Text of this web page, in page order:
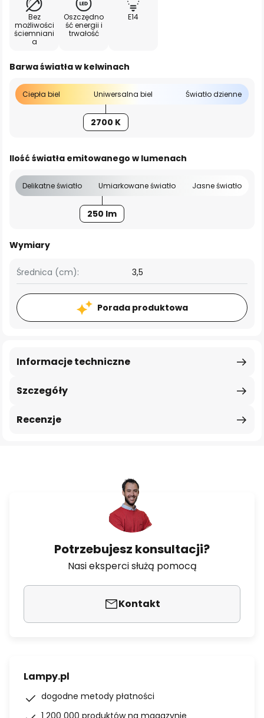
Bez
możliwości
ściemniani
a
Oszczędno
ść energii i
trwałość
E14
Barwa światła w kelwinach
Ciepła biel Uniwersalna biel Światło dzienne
2700 K
Ilość światła emitowanego w lumenach
Delikatne światło Umiarkowane światło Jasne światło
250 lm
Wymiary
Średnica (cm): 3,5
Porada produktowa
Szczegóły
Informacje techniczne
Recenzje
Potrzebujesz konsultacji?
Nasi eksperci służą pomocą
Kontakt
Lampy.pl
dogodne metody płatności
1 200 000 produktów na magazynie